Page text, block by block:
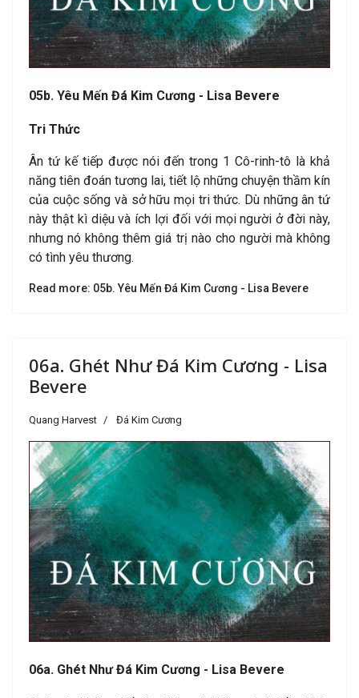
05b. Yêu Mến Đá Kim Cương - Lisa Bevere
Tri Thức
Ân tứ kế tiếp được nói đến trong 1 Cô-rinh-tô là khả
năng tiên đoán tương lai, tiết lộ những chuyện thầm kín
của cuộc sống và sở hữu mọi tri thức. Dù những ân tứ
này thật kì diệu và ích lợi đối với mọi người ở đời này,
nhưng nó không thêm giá trị nào cho người mà không
có tình yêu thương.
Read more: 05b. Yêu Mến Đá Kim Cương - Lisa Bevere
06a. Ghét Như Đá Kim Cương - Lisa
Bevere
Quang Harvest Đá Kim Cương
06a. Ghét Như Đá Kim Cương - Lisa Bevere